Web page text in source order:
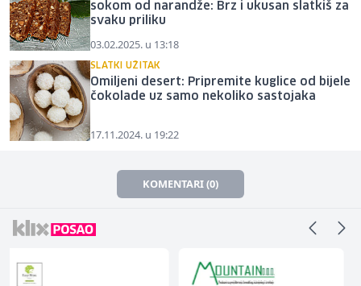
sokom od narandže: Brz i ukusan slatkiš za
svaku priliku
03.02.2025. u 13:18
SLATKI UŽITAK
Omiljeni desert: Pripremite kuglice od bijele
čokolade uz samo nekoliko sastojaka
17.11.2024. u 19:22
KOMENTARI (0)